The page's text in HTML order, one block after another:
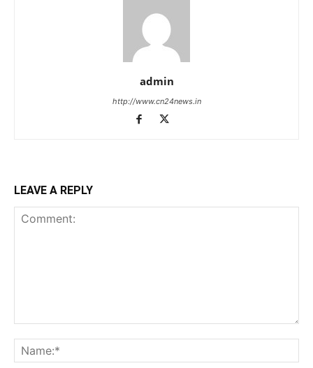
admin
http://www.cn24news.in
LEAVE A REPLY